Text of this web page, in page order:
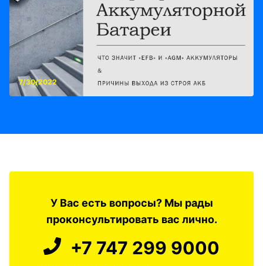
7/30/2022
У Вас есть вопросы? Мы рады
проконсультировать вас лично.
+7 747 299 9000